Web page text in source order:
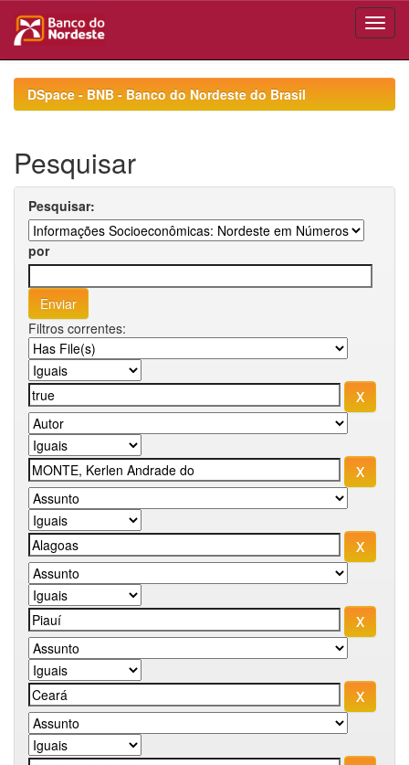
navigationDSpace - BNB - Banco do Nordeste do Brasil
Pesquisar
Pesquisar:
por
Filtros correntes: